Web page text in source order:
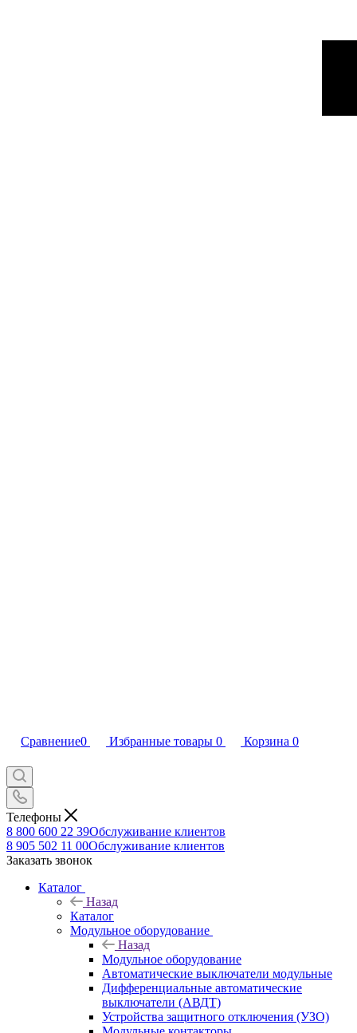
Сравнение0 Избранные товары 0 Корзина 0
Телефоны
8 800 600 22 39Обслуживание клиентов
8 905 502 11 00Обслуживание клиентов
Заказать звонок
Каталог
Назад
Каталог
Модульное оборудование
Назад
Модульное оборудование
Автоматические выключатели модульные
Дифференциальные автоматические
выключатели (АВДТ)
Устройства защитного отключения (УЗО)